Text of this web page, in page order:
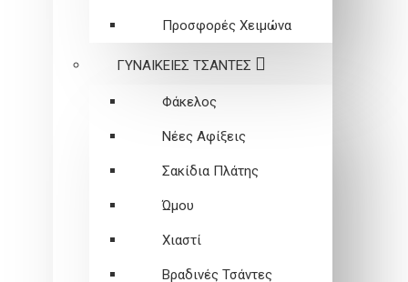
Προσφορές Χειμώνα
ΓΥΝΑΙΚΕΙEΣ ΤΣΑΝΤΕΣ
Φάκελος
Νέες Αφίξεις
Σακίδια Πλάτης
Ώμου
Χιαστί
Βραδινές Τσάντες